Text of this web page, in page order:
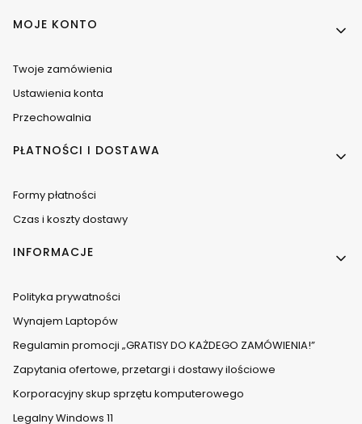
MOJE KONTO
Twoje zamówienia
Ustawienia konta
Przechowalnia
PŁATNOŚCI I DOSTAWA
Formy płatności
Czas i koszty dostawy
INFORMACJE
Polityka prywatności
Wynajem Laptopów
Regulamin promocji „GRATISY DO KAŻDEGO ZAMÓWIENIA!”
Zapytania ofertowe, przetargi i dostawy ilościowe
Korporacyjny skup sprzętu komputerowego
Legalny Windows 11